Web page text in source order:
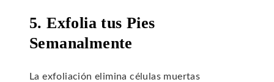
5. Exfolia tus Pies
Semanalmente
La exfoliación elimina células muertas